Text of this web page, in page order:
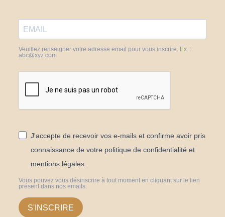
Veuillez renseigner votre adresse email pour vous inscrire. Ex. :
abc@xyz.com
J'accepte de recevoir vos e-mails et confirme avoir pris
connaissance de votre politique de confidentialité et
mentions légales.
Vous pouvez vous désinscrire à tout moment en cliquant sur le lien
présent dans nos emails.
S'INSCRIRE